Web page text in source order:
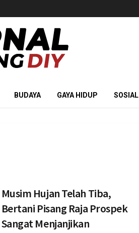
BUDAYA GAYA HIDUP SOSIAL
Musim Hujan Telah Tiba,
Bertani Pisang Raja Prospek
Sangat Menjanjikan